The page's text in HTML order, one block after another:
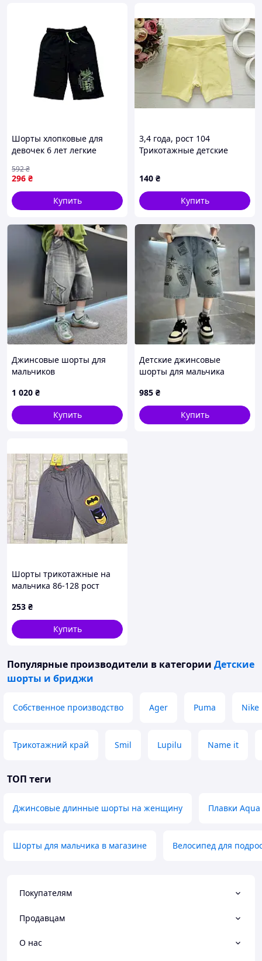
Шорты хлопковые для
девочек 6 лет легкие
отдыха и игр ТМ FILI KIDS
296 ₴
592₴
Купить
3,4 года, рост 104
Трикотажные детские
Артикул 27943
140 ₴
Купить
Джинсовые шорты для
мальчиков
1 020 ₴
Купить
Детские джинсовые
шорты для мальчика
985 ₴
Купить
Шорты трикотажные на
мальчика 86-128 рост
253 ₴
Купить
Популярные производители в категории Детские
шорты и бриджи
Собственное производство Ager Puma Nike
Трикотажний край Smil Lupilu Name it
ТОП теги
Джинсовые длинные шорты на женщину Плавки
Шорты для мальчика в магазине Велосипед для
Покупателям
Продавцам
О нас